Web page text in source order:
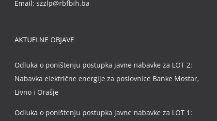
Email: szzlp@rbfbih.ba
AKTUELNE OBJAVE
Odluka o poništenju postupka javne nabavke za LOT 2:
Nabavka električne energije za poslovnice Banke Mostar,
Livno i Orašje
Odluka o poništenju postupka javne nabavke za LOT 1: